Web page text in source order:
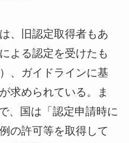
、旧認定取得者もあ
よる認定を受けたも
、ガイドラインに基
求められている。ま
、国は「認定申請時に
の許可等を取得して